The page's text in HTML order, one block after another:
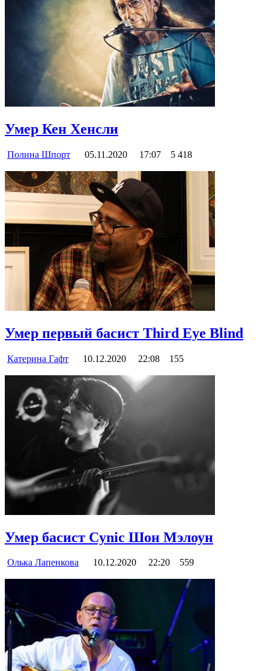
Умер Кен Хенсли
Полина Шпорт 05.11.2020 17:07 5 418
Умер первый басист Third Eye Blind
Катерина Гафт 10.12.2020 22:08 155
Умер басист Cynic Шон Мэлоун
Олька Лапенкова 10.12.2020 22:20 559